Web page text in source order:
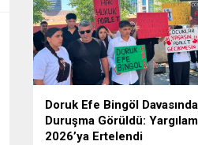
Doruk Efe Bingöl
Duruşma Görüldü:
2026’ya Ertelendi